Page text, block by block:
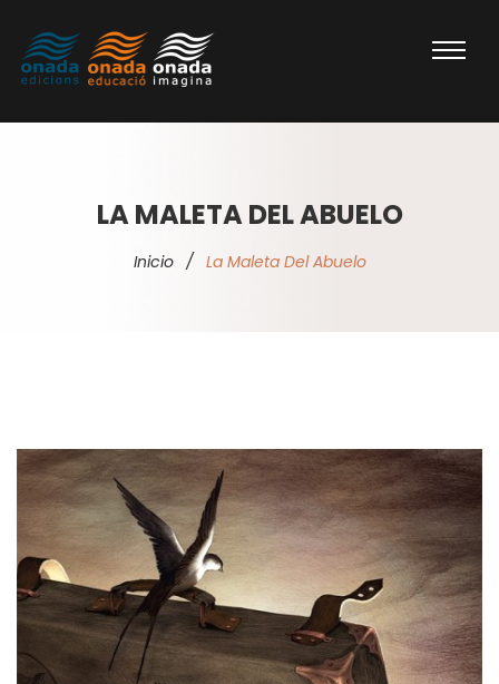
LA MALETA DEL ABUELO
Inicio / La Maleta Del Abuelo